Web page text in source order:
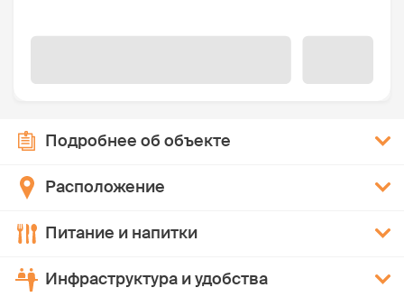
Подробнее об объекте
Расположение
Питание и напитки
Инфраструктура и удобства